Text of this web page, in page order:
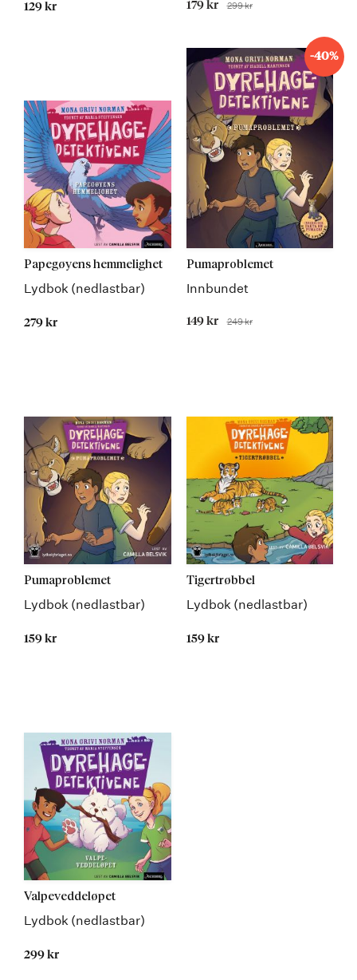
129 kr Tilbudspris
179 kr Før
299 kr
Papegøyens hemmelighet
Lydbok (nedlastbar)
279 kr
-40%
Pumaproblemet
Innbundet
Tilbudspris
149 kr Før
249 kr
Pumaproblemet
Lydbok (nedlastbar)
159 kr
Tigertrøbbel
Lydbok (nedlastbar)
159 kr
Valpeveddeløpet
Lydbok (nedlastbar)
299 kr